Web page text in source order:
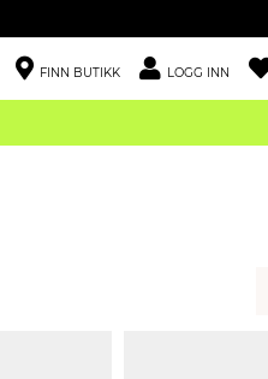
FINN BUTIKK LOGG INN